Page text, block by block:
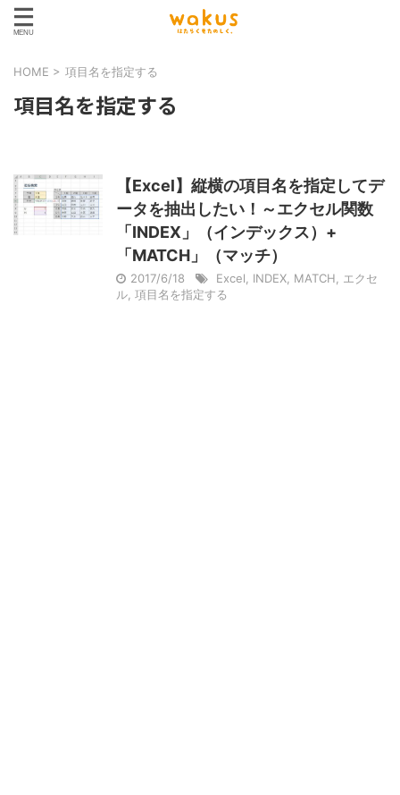
HOME > 項目名を指定する
項目名を指定する
【Excel】縦横の項目名を指定してデ
ータを抽出したい！～エクセル関数
「INDEX」（インデックス）+
「MATCH」（マッチ）
2017/6/18 Excel INDEX MATCH
エクセ
ル 項目名を指定する